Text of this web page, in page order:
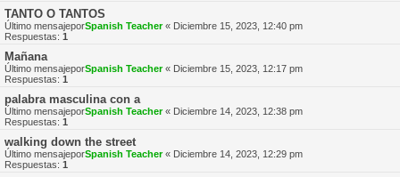
TANTO O TANTOS
Último mensajeporSpanish Teacher« Diciembre 15, 2023, 12:40 pm
Respuestas: 1
Mañana
Último mensajeporSpanish Teacher« Diciembre 15, 2023, 12:17 pm
Respuestas: 1
palabra masculina con a
Último mensajeporSpanish Teacher« Diciembre 14, 2023, 12:38 pm
Respuestas: 1
walking down the street
Último mensajeporSpanish Teacher« Diciembre 14, 2023, 12:29 pm
Respuestas: 1